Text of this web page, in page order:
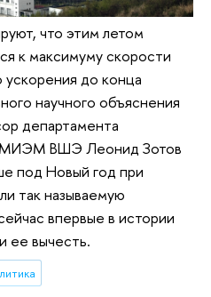
что этим летом
к максимуму скорости
до конца
научного объяснения
департамента
МИЭМ ВШЭ Леонид Зотов
под Новый год при
так называемую
впервые в истории
ее вычесть.